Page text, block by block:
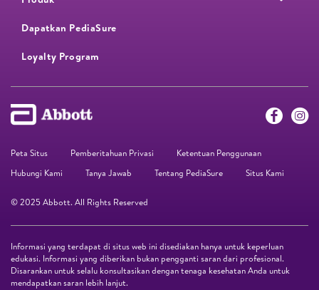
Dapatkan PediaSure
Loyalty Program​
Peta Situs Pemberitahuan Privasi
Ketentuan Penggunaan
Hubungi Kami
Tanya Jawab Tentang PediaSure Situs Kami
© 2025 Abbott. All Rights Reserved
Informasi yang terdapat di situs web ini disediakan hanya untuk keperluan
edukasi. Informasi yang diberikan bukan pengganti saran dari profesional.
Disarankan untuk selalu konsultasikan dengan tenaga kesehatan Anda untuk
mendapatkan saran lebih lanjut.